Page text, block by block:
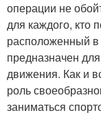
операции не
для каждого, кто
расположенный в
предназначен
движения. Как и
роль
заниматься